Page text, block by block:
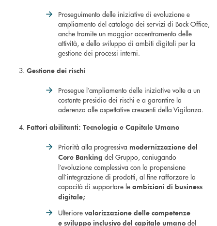
Proseguimento delle iniziative di evoluzione e
ampliamento del catalogo dei servizi di Back Office,
anche tramite un maggior accentramento delle
attività, e dello sviluppo di ambiti digitali per la
gestione dei processi interni.
Gestione dei rischi
Prosegue l’ampliamento delle iniziative volte a un
costante presidio dei rischi e a garantire la
aderenza alle aspettative crescenti della Vigilanza.
Fattori abilitanti: Tecnologia e Capitale Umano
Priorità alla progressiva modernizzazione del
Core Banking del Gruppo, coniugando
l’evoluzione complessiva con la propensione
all’integrazione di prodotti, al fine rafforzare la
capacità di supportare le ambizioni di business
digitale;
Ulteriore valorizzazione delle competenze
e sviluppo inclusivo del capitale umano del